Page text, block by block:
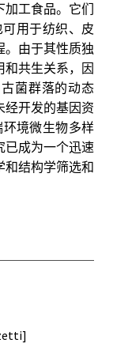
工食品。它们
用于纺织、皮
。由于其性质独
共生关系，因
菌群落的动态
经开发的基因资
境微生物多样
已成为一个迅速
和结构学筛选和